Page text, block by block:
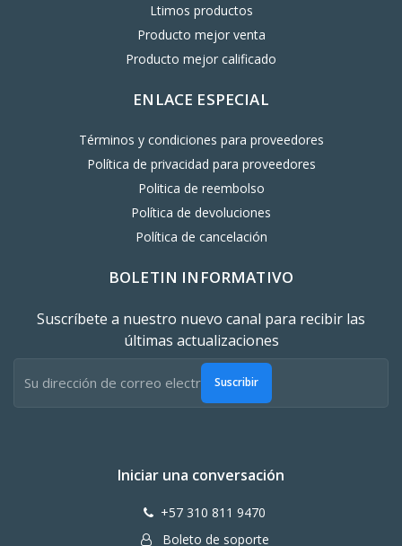
Ltimos productos
Producto mejor venta
Producto mejor calificado
ENLACE ESPECIAL
Términos y condiciones para proveedores
Política de privacidad para proveedores
Politica de reembolso
Política de devoluciones
Política de cancelación
BOLETIN INFORMATIVO
Suscríbete a nuestro nuevo canal para recibir las
últimas actualizaciones
Suscribir
Iniciar una conversación
+57 310 811 9470
Boleto de soporte